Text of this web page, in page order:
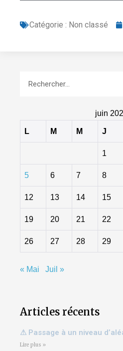
Catégorie : Non classé
juin
L M M J
1
5 6 7 8
12 13 14 15
19 20 21 22
26 27 28 29
« Mai Juil »
Articles récents
⚠ Passage à un niveau
Lire plus »